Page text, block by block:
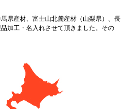
県産材、富士山北麓産材（山梨県）、長
加工・名入れさせて頂きました。その